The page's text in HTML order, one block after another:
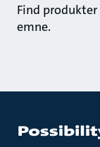
Find
emne.